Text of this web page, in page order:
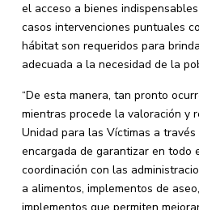
el acceso a bienes
casos intervenciones puntuales
hábitat son requeridos para
adecuada a la necesidad de la
“De esta manera, tan pronto
mientras procede la valoración y
Unidad para las Víctimas a
encargada de garantizar en todo
coordinación con las
a alimentos, implementos de